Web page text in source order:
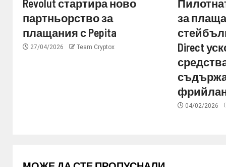
Revolut стартира ново
партньорство за
плащания с Pepita
27/04/2026 Team Cryptox
за
Direct
04/02/2026